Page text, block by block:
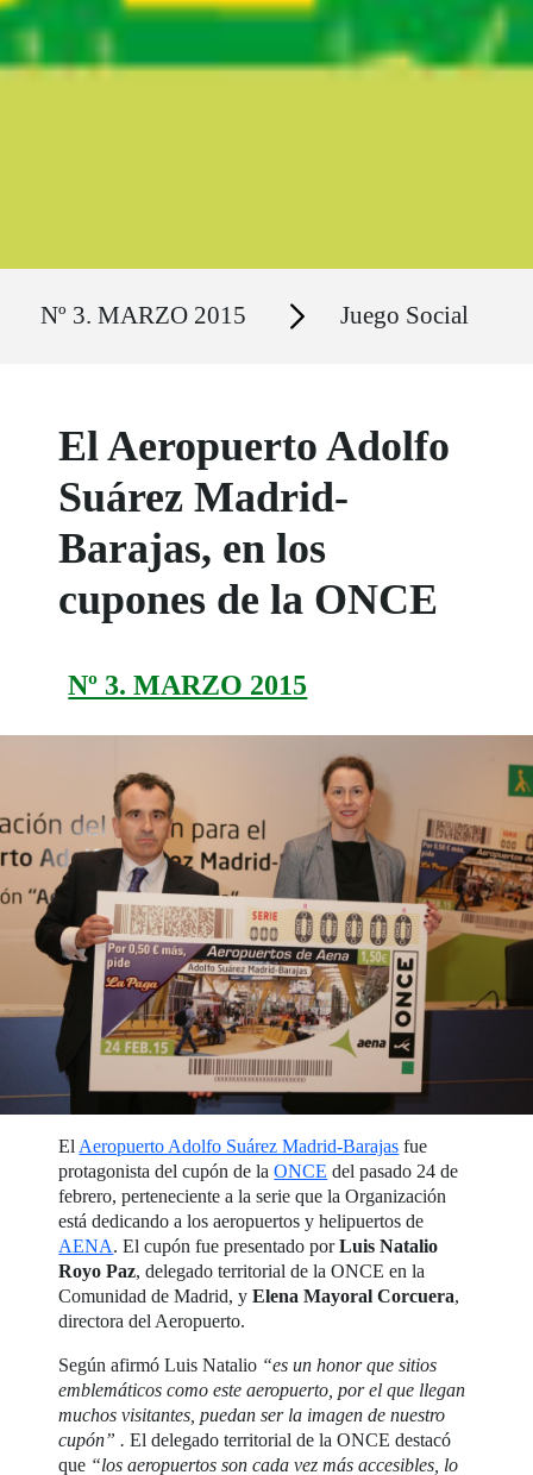
Nº 3. MARZO 2015 Secciones Juego Social
El Aeropuerto Adolfo
Suárez Madrid-
Barajas, en los
cupones de la ONCE
Nº 3. MARZO 2015
ElAeropuerto Adolfo Suárez Madrid-Barajas fue
protagonista del cupón de laONCE del pasado 24 de
febrero, perteneciente a la serie que la Organización
está dedicando a los aeropuertos y helipuertos de
AENA. El cupón fue presentado porLuis Natalio
Royo Paz, delegado territorial de la ONCE en la
Comunidad de Madrid, yElena Mayoral Corcuera,
directora del Aeropuerto.
Según afirmó Luis Natalio “es un honor que sitios
emblemáticos como este aeropuerto, por el que llegan
muchos visitantes, puedan ser la imagen de nuestro
cupón” .El delegado territorial de la ONCE destacó
que “los aeropuertos son cada vez más accesibles, lo